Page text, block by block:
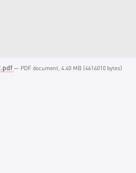
— PDF document, 4.40 MB (4614010 bytes)